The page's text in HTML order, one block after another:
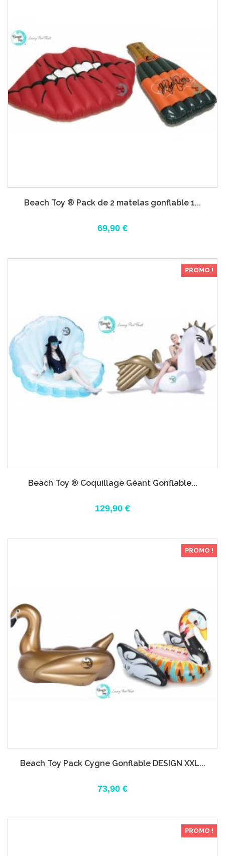
Beach Toy ® Pack de 2 matelas gonflable 1...
69,90 €
PROMO !
Beach Toy ® Coquillage Géant Gonflable...
129,90 €
PROMO !
Beach Toy Pack Cygne Gonflable DESIGN XXL...
73,90 €
PROMO !